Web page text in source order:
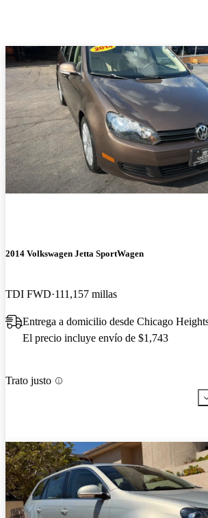
2014 Volkswagen Jetta SportWagen
TDI FWD 111,157 millas
Entrega a domicilio desde Chicago
El precio incluye envío de $1,743
Trato justo